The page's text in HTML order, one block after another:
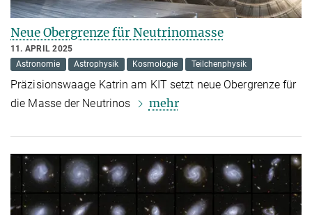
Neue Obergrenze für Neutrinomasse
11. APRIL 2025
Astronomie
Astrophysik Kosmologie Teilchenphysik
Präzisionswaage Katrin am KIT setzt neue Obergrenze für
die Masse der Neutrinos
mehr